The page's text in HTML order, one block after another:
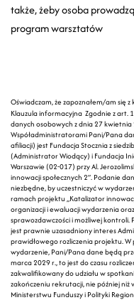
także, żeby osoba
program warsztatów
Oświadczam, że zapoznałem/am się
Klauzula informacyjna Zgodnie z art. 13 ust. 1 i ust. 2 ogólnego rozporządzenia o ochronie
danych osobowych z dnia 27
Współadministratorami Pani/Pana
afiliacji) jest Fundacja Stocznia z
(Administrator Wiodący) i Fundacja
Warszawie (02-017) przy Al.
innowacji społecznych 2”. Podanie
niezbędne, by uczestniczyć w
ramach projektu „Katalizator
organizacji i ewaluacji wydarzenia
sprawozdawczości i możliwej
jest prawnie uzasadniony interes
prawidłowego rozliczenia projektu.
wydarzenie, Pani/Pana dane będą
marca 2029 r., to jest do czasu
zakwalifikowany do udziału w
zakończeniu rekrutacji, nie później
Ministerstwu Funduszy i Polityki